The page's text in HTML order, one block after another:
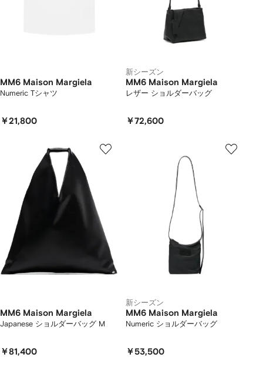
MM6 Maison Margiela
Numeric Tシャツ
￥21,800
新シーズン
MM6 Maison Margiela
レザー ショルダーバッグ
￥72,600
MM6 Maison Margiela
Japanese ショルダーバッグ M
￥81,400
新シーズン
MM6 Maison Margiela
Numeric ショルダーバッグ
￥53,500